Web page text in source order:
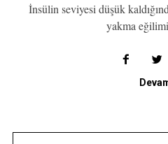
İnsülin seviyesi düşük
yakma